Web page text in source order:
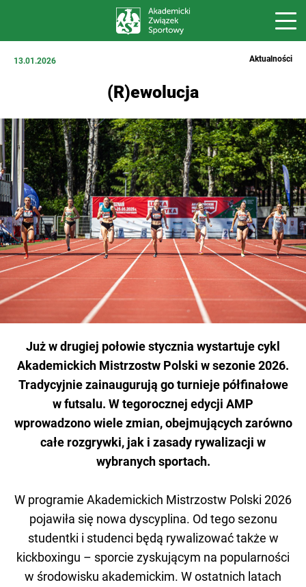
13.01.2026 Aktualności
(R)ewolucja
Już w drugiej połowie stycznia wystartuje cykl
Akademickich Mistrzostw Polski w sezonie 2026.
Tradycyjnie zainaugurują go turnieje półfinałowe
w futsalu. W tegorocznej edycji AMP
wprowadzono wiele zmian, obejmujących zarówno
całe rozgrywki, jak i zasady rywalizacji w
wybranych sportach.
W programie Akademickich Mistrzostw Polski 2026
pojawiła się nowa dyscyplina. Od tego sezonu
studentki i studenci będą rywalizować także w
kickboxingu – sporcie zyskującym na popularności
w środowisku akademickim. W ostatnich latach